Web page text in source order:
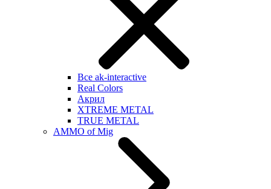
Все ak-interactive
Real Colors
Акрил
XTREME METAL
TRUE METAL
AMMO of Mig